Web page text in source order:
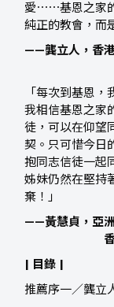
愛⋯⋯基恩之家
純正的教會，而
——龔立人， 香
「每次到基恩
我相信基恩之家
徒，可以在仰望
契。只可惜今日
抱同志信徒一起
姊妹仍然在堅持
棄！」
——黃慧貞， 亞
| 目錄 |
推薦序一／龔立